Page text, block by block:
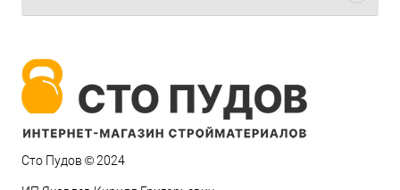
Сто Пудов © 2024